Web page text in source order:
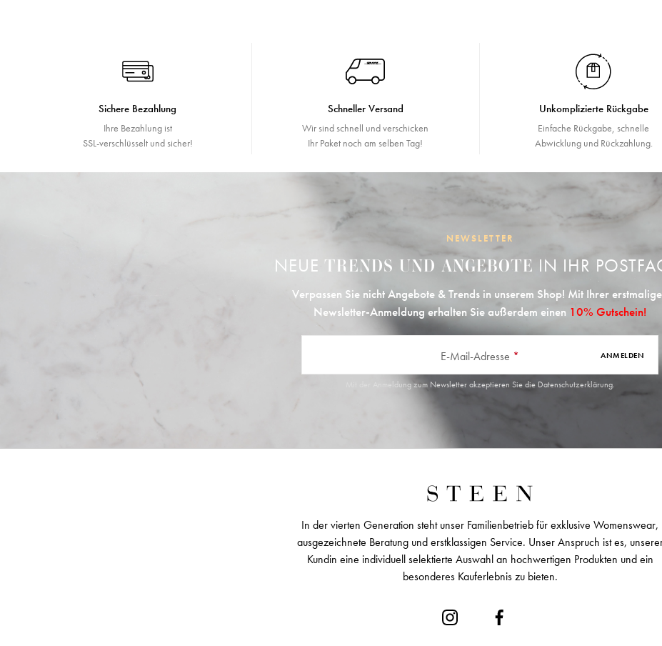
Sichere Bezahlung
Ihre Bezahlung ist
SSL-verschlüsselt und sicher!
Schneller Versand
Wir sind schnell und verschicken
Ihr Paket noch am selben Tag!
Unkomplizierte Rückgabe
Einfache Rückgabe, schnelle
Abwicklung und Rückzahlung.
NEWSLETTER
NEUE TRENDS UND ANGEBOTE IN IHR
Verpassen Sie nicht Angebote & Trends in unserem Shop! Mit Ihrer
Newsletter-Anmeldung erhalten Sie außerdem einen 10% Gutschein!
E-Mail-Adresse * ANMELDEN
Mit der Anmeldung zum Newsletter akzeptieren Sie die Datenschutzerklärung.
In der vierten Generation steht unser Familienbetrieb für exklusive Womenswear,
ausgezeichnete Beratung und erstklassigen Service. Unser Anspruch ist es,
Kundin eine individuell selektierte Auswahl an hochwertigen Produkten und ein
besonderes Kauferlebnis zu bieten.